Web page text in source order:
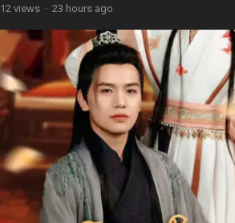
12 views · 23 hours ago